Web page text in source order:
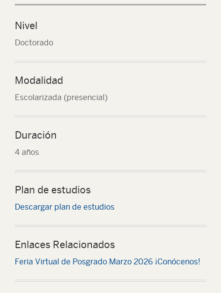
Nivel
Doctorado
Modalidad
Escolarizada (presencial)
Duración
4 años
Plan de estudios
Descargar plan de estudios
Enlaces Relacionados
Feria Virtual de Posgrado Marzo 2026 ¡Conócenos!